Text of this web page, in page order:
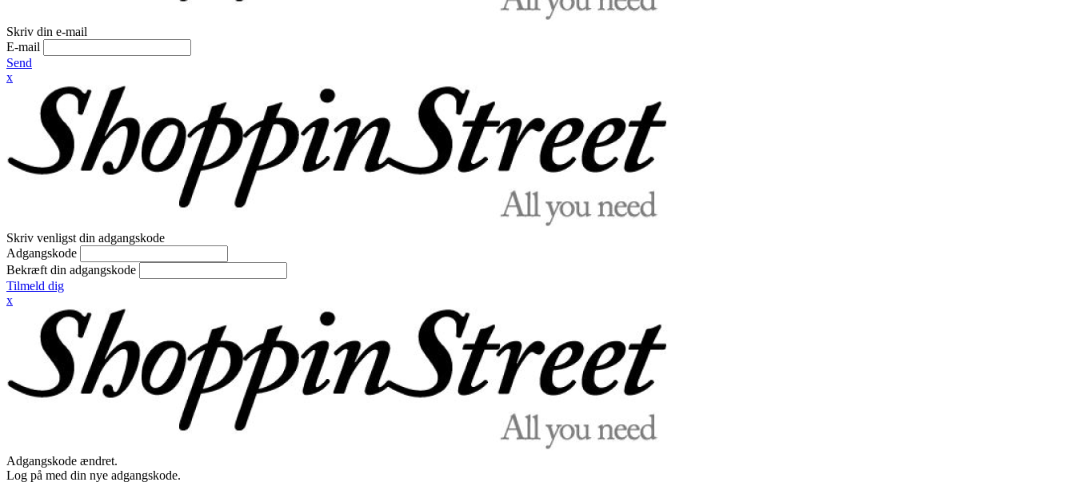
Skriv din e-mail
E-mail
Send
x
Skriv venligst din adgangskode
Adgangskode
Bekræft din adgangskode
Tilmeld dig
x
Adgangskode ændret.
Log på med din nye adgangskode.